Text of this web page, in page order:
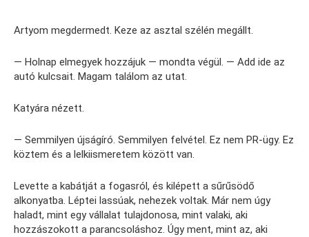
Artyom megdermedt. Keze az asztal szélén megállt.
— Holnap elmegyek hozzájuk — mondta végül. — Add ide az
autó kulcsait. Magam találom az utat.
Katyára nézett.
— Semmilyen újságíró. Semmilyen felvétel. Ez nem PR-ügy. Ez
köztem és a lelkiismeretem között van.
Levette a kabátját a fogasról, és kilépett a sűrűsödő
alkonyatba. Léptei lassúak, nehezek voltak. Már nem úgy
haladt, mint egy vállalat tulajdonosa, mint valaki, aki
hozzászokott a parancsoláshoz. Úgy ment, mint az, aki